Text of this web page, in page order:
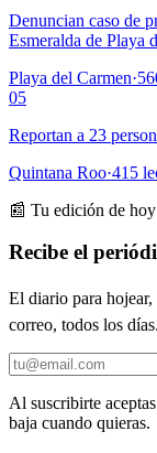
Denuncian caso de
Esmeralda de Playa
Playa del Carmen·
05
Reportan a 23
Quintana Roo·415
📰 Tu edición de hoy
Recibe el
El diario para
correo, todos los
Al suscribirte
baja cuando quieras.